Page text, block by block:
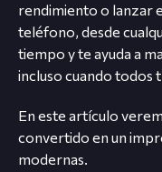
rendimiento o lanzar
teléfono, desde
tiempo y te ayuda a
incluso cuando todos
En este artículo
convertido en un
modernas.